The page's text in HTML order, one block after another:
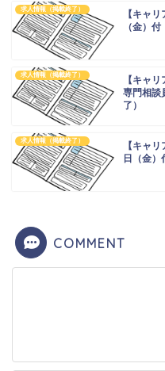
求人情報（掲載終了）
【キャ
（金）
求人情報（掲載終了）
【キャ
専門相談
了）
求人情報（掲載終了）
【キャ
日（金
COMMENT